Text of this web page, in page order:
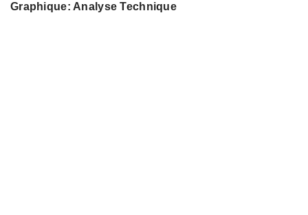
Graphique: Analyse Technique